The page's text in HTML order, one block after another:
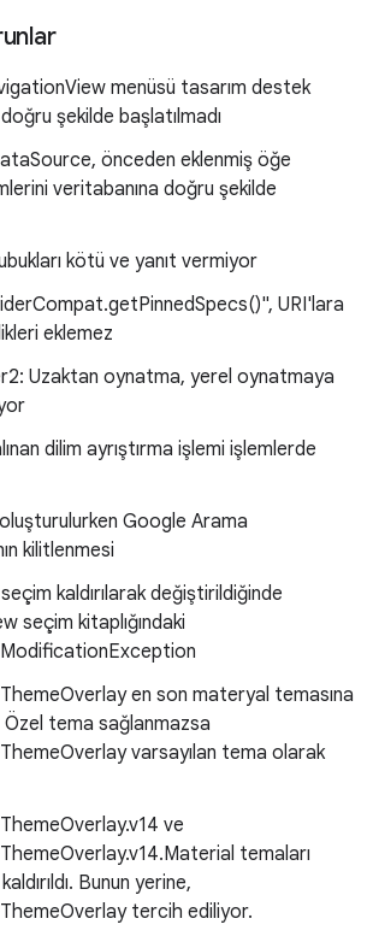
menüsü tasarım destek
şekilde başlatılmadı
önceden eklenmiş öğe
veritabanına doğru şekilde
kötü ve yanıt vermiyor
URI'lara
eklemez
Uzaktan oynatma, yerel oynatmaya
dilim ayrıştırma işlemi işlemlerde
Google Arama
kilitlenmesi
kaldırılarak değiştirildiğinde
seçim kitaplığındaki
en son materyal temasına
Özel tema sağlanmazsa
varsayılan tema olarak
ve
temaları
Bunun yerine,
tercih ediliyor.